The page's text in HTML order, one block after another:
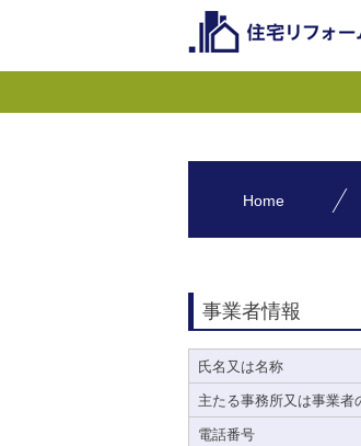
Home
事業者情報
氏名又は名称
主たる事務所又は事業者
電話番号